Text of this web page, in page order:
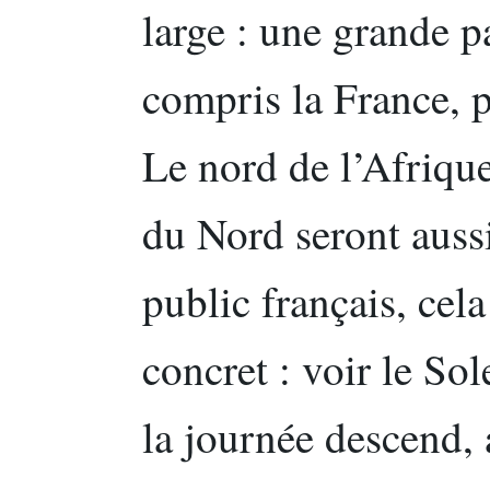
large : une grande
compris la France,
Le nord de
du Nord seront
public français,
concret : voir le
la journée descend,